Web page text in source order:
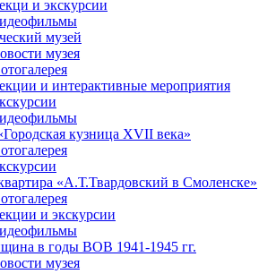
и экскурсии
музей
музея
и интерактивные мероприятия
кузница XVII века»
«А.Т.Твардовский в Смоленске»
и экскурсии
в годы ВОВ 1941-1945 гг.
музея